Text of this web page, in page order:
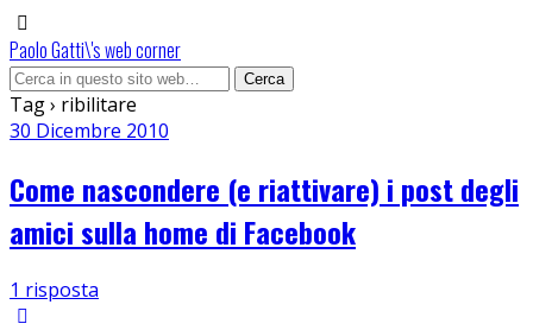
Paolo Gatti\'s web corner
Tag › ribilitare
30 Dicembre 2010
Come nascondere (e riattivare) i post degli
amici sulla home di Facebook
1 risposta